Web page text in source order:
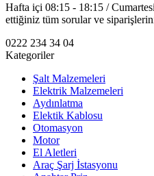
Hafta içi 08:15 - 18:15 /
ettiğiniz tüm sorular ve
0222 234 34 04
Kategoriler
Şalt Malzemeleri
Elektrik Malzemeleri
Aydınlatma
Elektik Kablosu
Otomasyon
Motor
El Aletleri
Araç Şarj İstasyonu